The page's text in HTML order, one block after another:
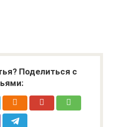
Поделиться с